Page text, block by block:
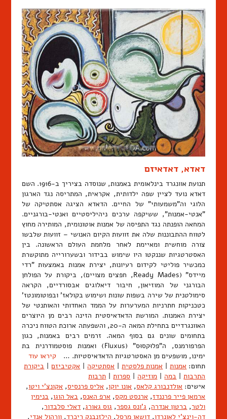
דאדא, דאדאיזם
תנועת אוונגרד בינלאומית באמנות, שנוסדה בציריך ב-1916. השם
דאדא נועד לציין שפה ילדותית, אקראית, המתריסה נגד הארגון
הלוגי וה"משמעותי" של החיים. הדאדא הציגה אסתטיקה של
"אנטי-אמנות", ששיקפה ערכים ניהיליסטיים ואנטי-בורגניים.
המחאה הופנתה נגד התפיסה של אמנות אוטונומית, המותירה מחוץ
לטווח ההתבוננות שלה את זוועות הקיום האנושי – זוועות שלבשו
צורה מוחשית ומאיימת לאחר מלחמת העולם הראשונה. בין
האסטרטגיות שננקטו היו שימוש בבידור ובשערורייה מתוקשרת
כמכשיר פוליטי לקידום רעיונות, יצירת אמנות באמצעות "רדי
מיידס" (Ready Mades, חפצים מצויים), ביקורת על הפולחן
הבורגני של המוזיאון, חיבור דיאלוגים אבסורדיים, הקראה
סימולטנית של שירה בשפות שונות ושימוש בקולאז' ובפוטומונטז'
כטכניקות חתרניות המערערות על הממד האחדותי והאותנטי של
יצירת האמנות. המורשת הדאדאיסטית הזינה רבים מן היוצרים
האוונגרדיים בתחילת המאה ה-20, והשפעתה ארוכת הטווח ניכרה
בתחומים שונים גם בסוף המאה. זרמים רבים באמנות, כגון
הפרפורמנס, ה"פלוּקסוּס" (Fluxus) ואמנות פוסטמודרנית בת
ימינו, מושפעים מן האסטרטגיות הדאדאיסטיות. … קיראו עוד
תחום: אמנות אמנות פלסטית אסתטיקה אקטיביזם
ביקורת
התרבות
במה מוזיקה ספרות
תרבות
אישים: אולדנבורג קלאס, אונו יוקו, אליס פרנסיס, אקונצ'י ויטו,
ארמאן פייר פרננדז, ארנסט מקס, ארפ האנס, באל הוגו, בנימין
ולטר, ברטון אנדרה, ג'ונס גספר, גוס גאורג, דאלי סלבדור,
דה-וינצ'י לאונרדו, דושאן מרסל, הילזנבנק ריכרד, וורהול אנדי,